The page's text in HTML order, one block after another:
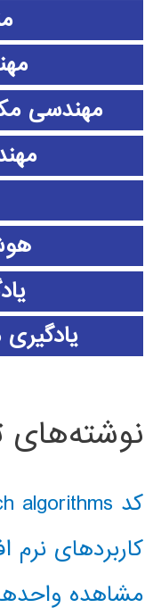
مهندسی
نوشته‌های
کد classical AI search algorithms
کاربردهای نرم
مشاهده